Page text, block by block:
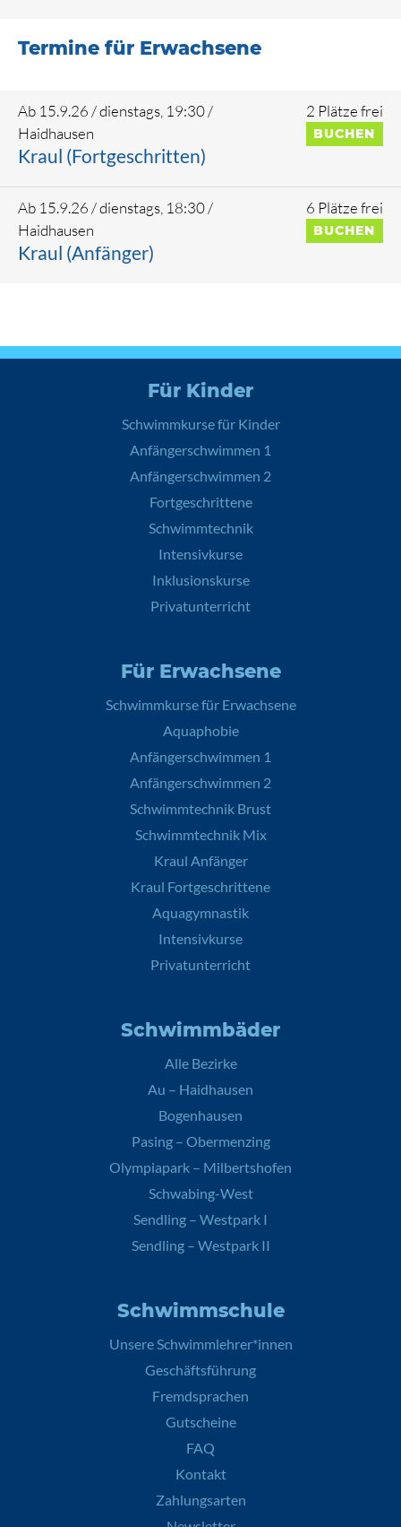
3.10.
31.10.
7.11.
Termine für Erwachsene
2 Plätze frei
BUCHEN
Ab 15.9.26 / dienstags, 19:30/
Haidhausen
Kraul (Fortgeschritten)
6 Plätze frei
BUCHEN
Ab 15.9.26 / dienstags, 18:30/
Haidhausen
Kraul (Anfänger)
Für Kinder
Schwimmkurse für Kinder
Anfängerschwimmen 1
Anfängerschwimmen 2
Fortgeschrittene
Schwimmtechnik
Intensivkurse
Inklusionskurse
Privatunterricht
Für Erwachsene
Schwimmkurse für Erwachsene
Aquaphobie
Anfängerschwimmen 1
Anfängerschwimmen 2
Schwimmtechnik Brust
Schwimmtechnik Mix
Kraul Anfänger
Kraul Fortgeschrittene
Aquagymnastik
Intensivkurse
Privatunterricht
Schwimmbäder
Alle Bezirke
Au – Haidhausen
Bogenhausen
Pasing – Obermenzing
Olympiapark – Milbertshofen
Schwabing-West
Sendling – Westpark I
Sendling – Westpark II
Schwimmschule
Unsere Schwimmlehrer*innen
Geschäftsführung
Fremdsprachen
Gutscheine
FAQ
Kontakt
Zahlungsarten